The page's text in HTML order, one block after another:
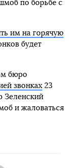
по борьбе с
им на горячую
будет
бюро
звонках23
Зеленский
и жаловаться